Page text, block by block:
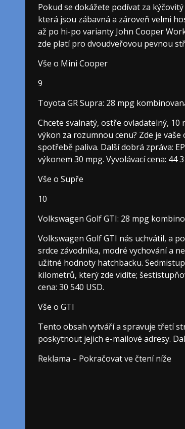
Pokud se dokážete podívat za
která jsou zábavná a zároveň velmi
až po hi-po varianty John Cooper
zde platí pro dvoudveřovou pevnou
Vše o Mini Cooper
9
Toyota GR Supra: 28 mpg
Chcete svalnatý, ostře ovladatelný,
výkon za rozumnou cenu? Zde je
spotřebě paliva. Další dobrá zpráva:
výkonem 30 mpg. Vyvolávací cena: 44
Vše o Supře
10
Volkswagen Golf GTI: 28 mpg
Volkswagen Golf GTI nás uchvátil, a
srdce závodníka, modré vychování a
užitné hodnoty hatchbacku.
kilometrů, který zde vidíte;
cena: 30 540 USD.
Vše o GTI
Tento obsah vytváří a spravuje třetí
poskytnout jejich e-mailové adresy.
Reklama – Pokračovat ve čtení níže